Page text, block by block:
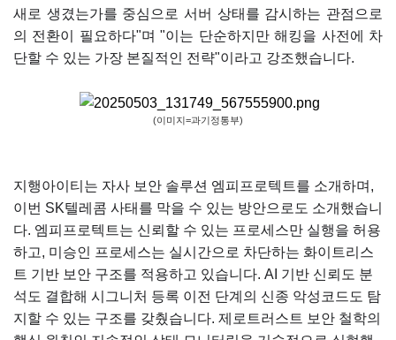
새로 생겼는가를 중심으로 서버 상태를 감시하는 관점으로
의 전환이 필요하다"며 "이는 단순하지만 해킹을 사전에 차
단할 수 있는 가장 본질적인 전략"이라고 강조했습니다.
(이미지=과기정통부)
지행아이티는 자사 보안 솔루션 엠피프로텍트를 소개하며,
이번 SK텔레콤 사태를 막을 수 있는 방안으로도 소개했습니
다. 엠피프로텍트는 신뢰할 수 있는 프로세스만 실행을 허용
하고, 미승인 프로세스는 실시간으로 차단하는 화이트리스
트 기반 보안 구조를 적용하고 있습니다. AI 기반 신뢰도 분
석도 결합해 시그니처 등록 이전 단계의 신종 악성코드도 탐
지할 수 있는 구조를 갖췄습니다. 제로트러스트 보안 철학의